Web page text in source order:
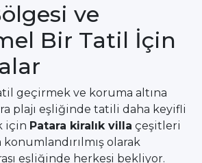
ve
Bir Tatil İçin
geçirmek ve koruma altına
plajı eşliğinde tatili daha keyifli
için Patara kiralık villa çeşitleri
olarak
eşliğinde herkesi bekliyor.